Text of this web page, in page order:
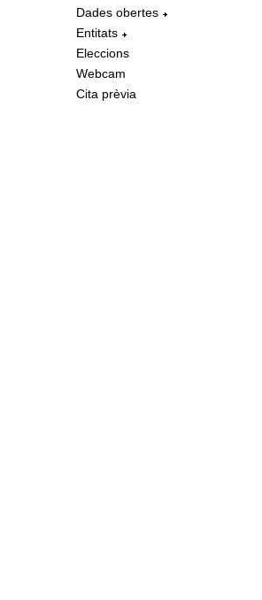
Dades obertes
Entitats
Eleccions
Webcam
Cita prèvia